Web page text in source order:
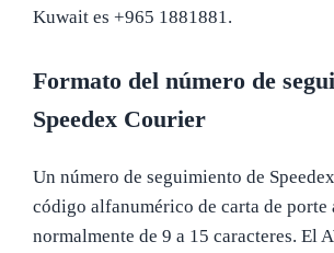
Kuwait es +965 1881881.
Formato del número de
Speedex Courier
Un número de seguimiento de
código alfanumérico de carta de porte
normalmente de 9 a 15 caracteres. El